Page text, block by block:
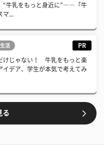
牛乳をもっと身近に”――「牛
...
活 PR
けじゃない！ 牛乳をもっと楽
イデア、学生が本気で考えてみ
る